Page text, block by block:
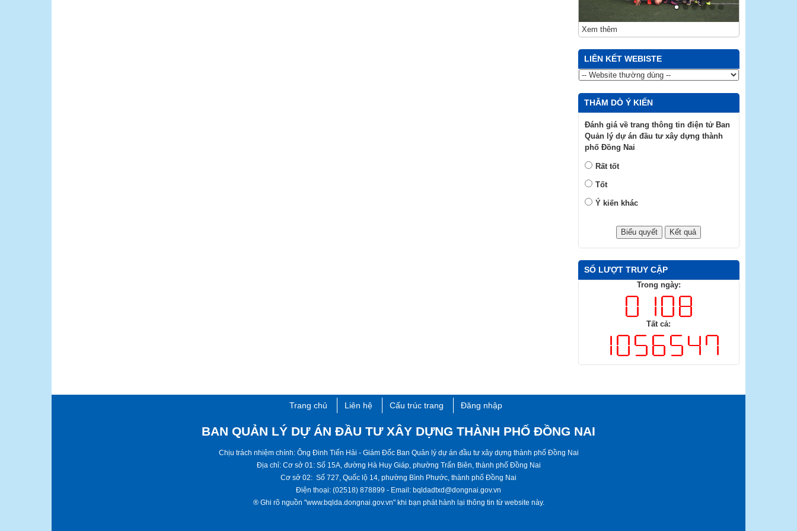
Xem thêm
LIÊN KẾT WEBISTE
THĂM DÒ Ý KIẾN
Đánh giá về trang thông tin điện tử Ban
Quản lý dự án đầu tư xây dựng thành
phố Đồng Nai
Rất tốt
Tốt
Ý kiến khác
SỐ LƯỢT TRUY CẬP
Trong ngày:
Tất cả:
Trang chủ Liên hệ Cấu trúc trang Đăng nhập
BAN QUẢN LÝ DỰ ÁN ĐẦU TƯ XÂY DỰNG THÀNH PHỐ ĐỒNG NAI
​​Chịu trách nhiệm chính: Ông Đinh Tiến Hải - ​Giám Đốc Ban Quản lý dự án đầu tư xây dựng thành phố Đồng Nai
Địa chỉ: Cơ sở 01: Số 15A, đường Hà Huy Giáp, phường Trấn Biên, thành phố ​​​Đồng Nai
Cơ sở 02: Số 727, Quốc lộ 14, phường Bình Phước, thành phố ​Đồng Nai
Điện thoại: (02518) 878899 - Email: bqldadtxd@dongnai.gov.vn
® ​Ghi rõ nguồn "www.bqlda.dongnai.gov.vn" khi bạn phát hành lại thông tin từ website này​​​.​